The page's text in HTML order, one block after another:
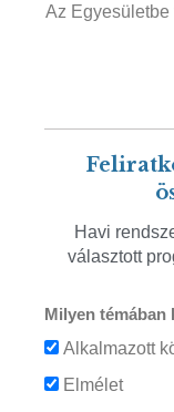
Az Egyesületbe
Havi
választott
Milyen témában
Alkalmazott
Elmélet